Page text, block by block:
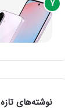
نوشته‌های تازه